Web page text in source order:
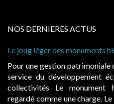
NOS DERNIERES ACTUS
Le joug léger des monuments
Pour une gestion patrimoniale
service du développement
collectivités Le monument
regardé comme une charge.